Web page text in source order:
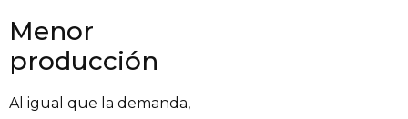
Menor
producción
Al igual que la demanda,